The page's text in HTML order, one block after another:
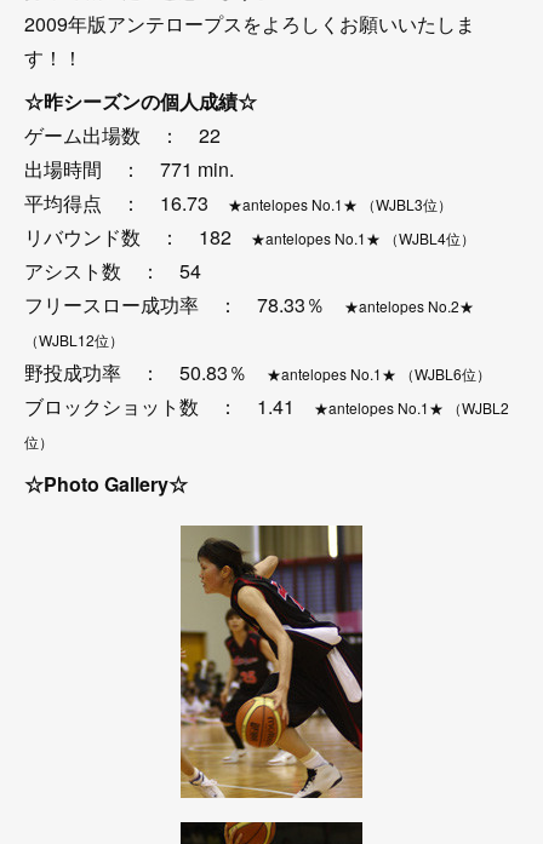
2009年版アンテロープスをよろしくお願いいたしま
す！！
☆昨シーズンの個人成績☆
ゲーム出場数 ： 22
出場時間 ： 771 min.
平均得点 ： 16.73
★antelopes No.1★ （WJBL3位）
リバウンド数 ： 182 ★antelopes No.1★ （WJBL4位）
アシスト数 ： 54
フリースロー成功率 ： 78.33％
★antelopes No.2★
（WJBL12位）
野投成功率 ： 50.83％ ★antelopes No.1★ （WJBL6位）
ブロックショット数 ： 1.41
★antelopes No.1★ （WJBL2
位）
☆Photo Gallery☆